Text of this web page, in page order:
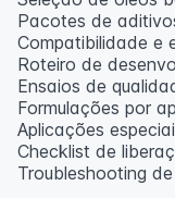
Pacotes de
Compatibilidade e
Roteiro de
Ensaios de
Formulações por
Aplicações
Checklist de
Troubleshooting